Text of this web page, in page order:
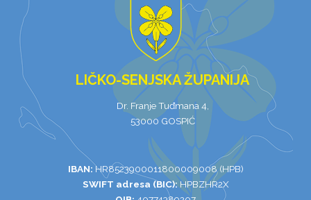
LIČKO-SENJSKA ŽUPANIJA
Dr. Franje Tuđmana 4,
53000 GOSPIĆ
IBAN: HR8523900011800009008 (HPB)
SWIFT adresa (BIC):HPBZHR2X